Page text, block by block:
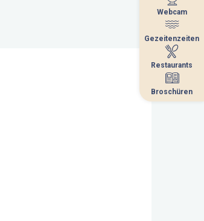
Webcam
Gezeitenzeiten
Restaurants
Broschüren